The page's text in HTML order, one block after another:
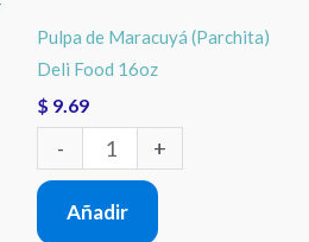
Pulpa de Maracuyá (Parchita)
Deli Food 16oz
$ 9.69
-
(Parchita)
Deli
16oz
cantidad
+
Añadir